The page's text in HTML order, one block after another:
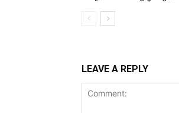
LEAVE A REPLY